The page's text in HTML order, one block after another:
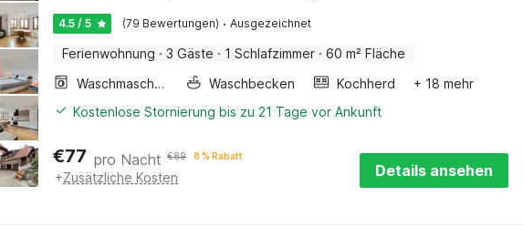
4.5 / 5 (79 Bewertungen) · Ausgezeichnet
Ferienwohnung · 3 Gäste · 1 Schlafzimmer · 60 m² Fläche
Waschmaschine
Waschbecken Kochherd
+ 18 mehr
Kostenlose Stornierung bis zu 21 Tage vor Ankunft
€77 pro Nacht €89 8 % Rabatt
+Zusätzliche Kosten Details ansehen